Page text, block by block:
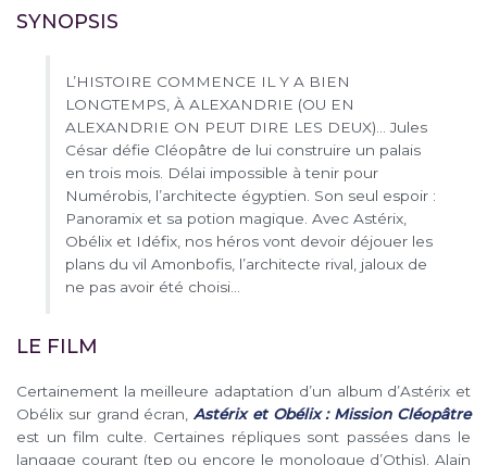
SYNOPSIS
L’HISTOIRE COMMENCE IL Y A BIEN
LONGTEMPS, À ALEXANDRIE (OU EN
ALEXANDRIE ON PEUT DIRE LES DEUX)… Jules
César défie Cléopâtre de lui construire un palais
en trois mois. Délai impossible à tenir pour
Numérobis, l’architecte égyptien. Son seul espoir :
Panoramix et sa potion magique. Avec Astérix,
Obélix et Idéfix, nos héros vont devoir déjouer les
plans du vil Amonbofis, l’architecte rival, jaloux de
ne pas avoir été choisi…
LE FILM
Certainement la meilleure adaptation d’un album d’Astérix et
Obélix sur grand écran,Astérix et Obélix : Mission Cléopâtre
est un film culte. Certaines répliques sont passées dans le
langage courant (tep ou encore le monologue d’Othis). Alain